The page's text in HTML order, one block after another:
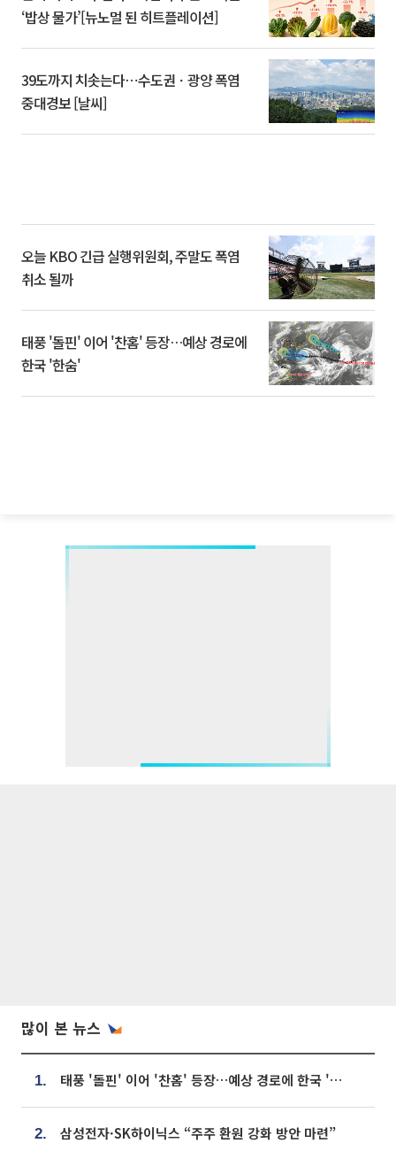
‘밥상 물가’[뉴노멀 된 히트플레이션]
39도까지 치솟는다⋯수도권ㆍ광양 폭염
중대경보 [날씨]
오늘 KBO 긴급 실행위원회, 주말도 폭염
취소 될까
태풍 '돌핀' 이어 '찬홈' 등장…예상 경로에
한국 '한숨'
많이 본 뉴스
1. 태풍 '돌핀' 이어 '찬홈' 등장…예상 경로에 한국 '한숨'
2. 삼성전자·SK하이닉스 “주주 환원 강화 방안 마련”